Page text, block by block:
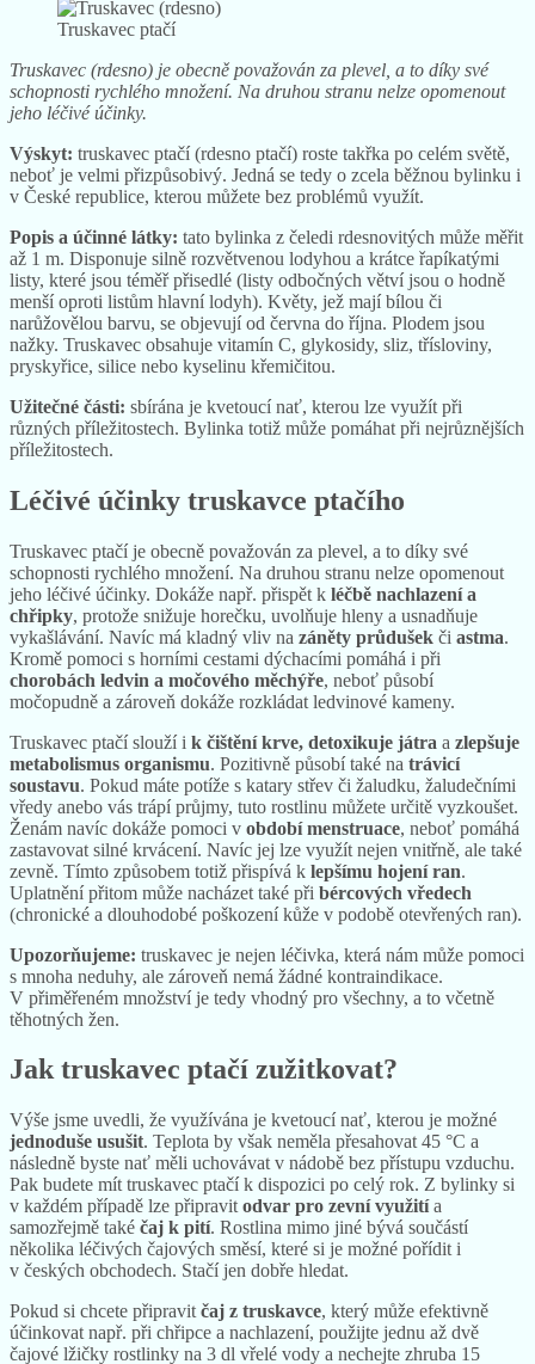
Truskavec ptačí
Truskavec (rdesno) je obecně považován za plevel, a to díky své
schopnosti rychlého množení. Na druhou stranu nelze opomenout
jeho léčivé účinky.
Výskyt: truskavec ptačí (rdesno ptačí) roste takřka po celém světě,
neboť je velmi přizpůsobivý. Jedná se tedy o zcela běžnou bylinku i
v České republice, kterou můžete bez problémů využít.
Popis a účinné látky: tato bylinka z čeledi rdesnovitých může měřit
až 1 m. Disponuje silně rozvětvenou lodyhou a krátce řapíkatými
listy, které jsou téměř přisedlé (listy odbočných větví jsou o hodně
menší oproti listům hlavní lodyh). Květy, jež mají bílou či
narůžovělou barvu, se objevují od června do října. Plodem jsou
nažky. Truskavec obsahuje vitamín C, glykosidy, sliz, třísloviny,
pryskyřice, silice nebo kyselinu křemičitou.
Užitečné části: sbírána je kvetoucí nať, kterou lze využít při
různých příležitostech. Bylinka totiž může pomáhat při nejrůznějších
příležitostech.
Léčivé účinky truskavce ptačího
Truskavec ptačí je obecně považován za plevel, a to díky své
schopnosti rychlého množení. Na druhou stranu nelze opomenout
jeho léčivé účinky. Dokáže např. přispět k léčbě nachlazení a
chřipky, protože snižuje horečku, uvolňuje hleny a usnadňuje
vykašlávání. Navíc má kladný vliv na záněty průdušek či astma.
Kromě pomoci s horními cestami dýchacími pomáhá i při
chorobách ledvin a močového měchýře, neboť působí
močopudně a zároveň dokáže rozkládat ledvinové kameny.
Truskavec ptačí slouží i k čištění krve, detoxikuje játra a zlepšuje
metabolismus organismu. Pozitivně působí také na trávicí
soustavu. Pokud máte potíže s katary střev či žaludku, žaludečními
vředy anebo vás trápí průjmy, tuto rostlinu můžete určitě vyzkoušet.
Ženám navíc dokáže pomoci v období menstruace, neboť pomáhá
zastavovat silné krvácení. Navíc jej lze využít nejen vnitřně, ale také
zevně. Tímto způsobem totiž přispívá k lepšímu hojení ran.
Uplatnění přitom může nacházet také při bércových vředech
(chronické a dlouhodobé poškození kůže v podobě otevřených ran).
Upozorňujeme: truskavec je nejen léčivka, která nám může pomoci
s mnoha neduhy, ale zároveň nemá žádné kontraindikace.
V přiměřeném množství je tedy vhodný pro všechny, a to včetně
těhotných žen.
Jak truskavec ptačí zužitkovat?
Výše jsme uvedli, že využívána je kvetoucí nať, kterou je možné
jednoduše usušit. Teplota by však neměla přesahovat 45 °C a
následně byste nať měli uchovávat v nádobě bez přístupu vzduchu.
Pak budete mít truskavec ptačí k dispozici po celý rok. Z bylinky si
v každém případě lze připravit odvar pro zevní využitía
samozřejmě také čaj k pití. Rostlina mimo jiné bývá součástí
několika léčivých čajových směsí, které si je možné pořídit i
v českých obchodech. Stačí jen dobře hledat.
Pokud si chcete připravit čaj z truskavce, který může efektivně
účinkovat např. při chřipce a nachlazení, použijte jednu až dvě
čajové lžičky rostlinky na 3 dl vřelé vody a nechejte zhruba 15